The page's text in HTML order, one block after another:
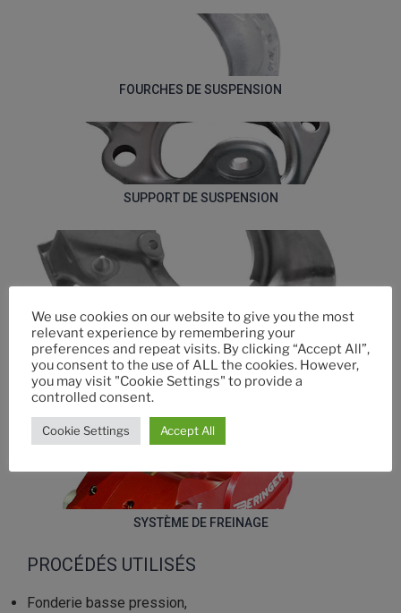
FOURCHES DE SUSPENSION
SUPPORT DE SUSPENSION
BI-MATERIAL BRAKE DISC
SYSTÈME DE FREINAGE
PROCÉDÉS UTILISÉS
Fonderie basse pression,
We use cookies on our website to give you the most
relevant experience by remembering your
preferences and repeat visits. By clicking “Accept All”,
you consent to the use of ALL the cookies. However,
you may visit "Cookie Settings" to provide a
controlled consent.
Cookie Settings Accept All